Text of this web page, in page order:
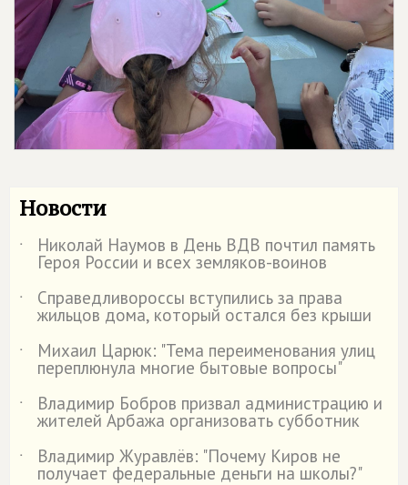
Новости
˙ Николай Наумов в День ВДВ почтил память
Героя России и всех земляков-воинов
˙
Справедливороссы вступились за права
жильцов дома, который остался без крыши
˙
Михаил Царюк: "Тема переименования улиц
переплюнула многие бытовые вопросы"
˙
Владимир Бобров призвал администрацию и
жителей Арбажа организовать субботник
˙
Владимир Журавлёв: "Почему Киров не
получает федеральные деньги на школы?"